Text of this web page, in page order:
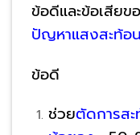
ข้อดีและข้อเสีย
ปัญหาแสงสะท้อน
ข้อดี
ช่วยตัดการส